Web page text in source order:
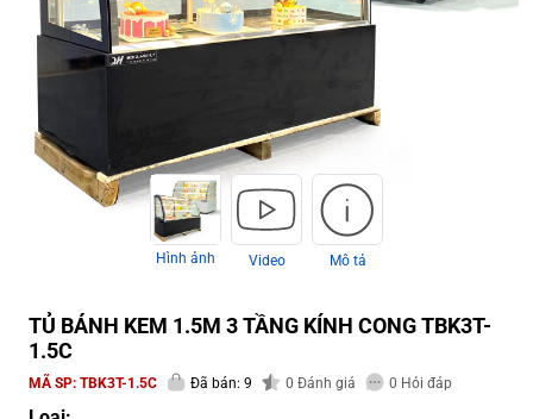
Hình ảnh Video Mô tả
TỦ BÁNH KEM 1.5M 3 TẦNG KÍNH CONG TBK3T-
1.5C
MÃ SP: TBK3T-1.5C Đã bán: 9 0 Đánh giá 0 Hỏi đáp